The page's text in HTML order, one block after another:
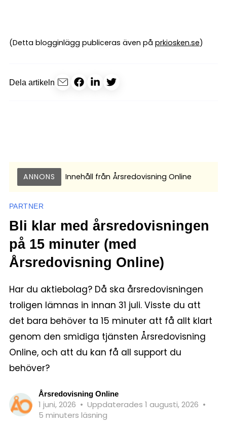
(Detta blogginlägg publiceras även på prkiosken.se)
Dela artikeln
ANNONS Innehåll från Årsredovisning Online
PARTNER
Bli klar med årsredovisningen
på 15 minuter (med
Årsredovisning Online)
Har du aktiebolag? Då ska årsredovisningen
troligen lämnas in innan 31 juli. Visste du att
det bara behöver ta 15 minuter att få allt klart
genom den smidiga tjänsten Årsredovisning
Online, och att du kan få all support du
behöver?
Årsredovisning Online
1 juni, 2026 • Uppdaterades 1 augusti, 2026 •
5 minuters läsning